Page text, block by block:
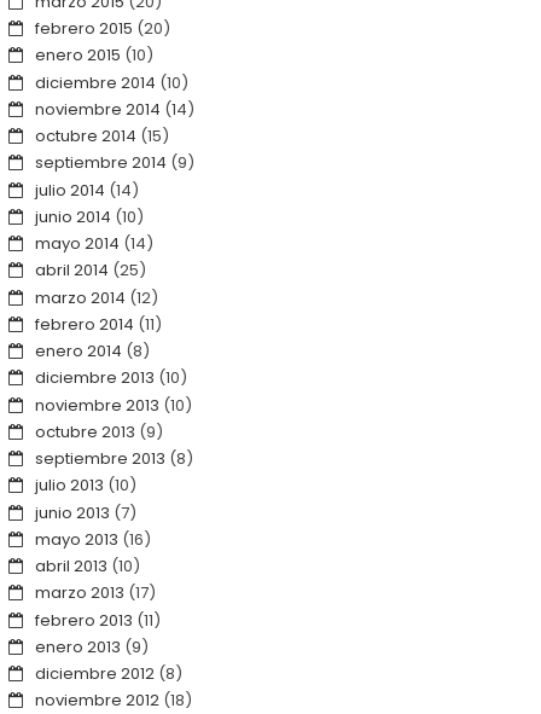
febrero 2015 (20)
enero 2015 (10)
diciembre 2014 (10)
noviembre 2014 (14)
octubre 2014 (15)
septiembre 2014 (9)
julio 2014 (14)
junio 2014 (10)
mayo 2014 (14)
abril 2014 (25)
marzo 2014 (12)
febrero 2014 (11)
enero 2014 (8)
diciembre 2013 (10)
noviembre 2013 (10)
octubre 2013 (9)
septiembre 2013 (8)
julio 2013 (10)
junio 2013 (7)
mayo 2013 (16)
abril 2013 (10)
marzo 2013 (17)
febrero 2013 (11)
enero 2013 (9)
diciembre 2012(8)
noviembre 2012(18)